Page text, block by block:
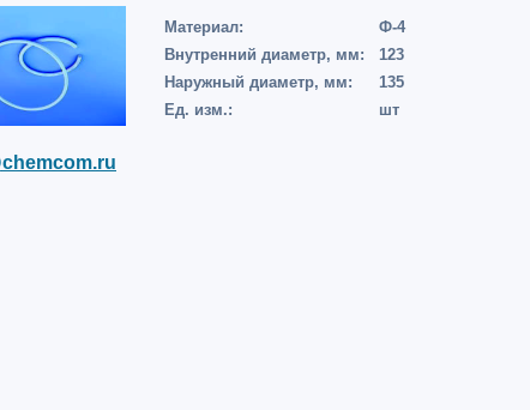
Материал:
Ф-4
Внутренний диаметр, мм:
123
Наружный диаметр, мм:
135
Ед. изм.:
шт